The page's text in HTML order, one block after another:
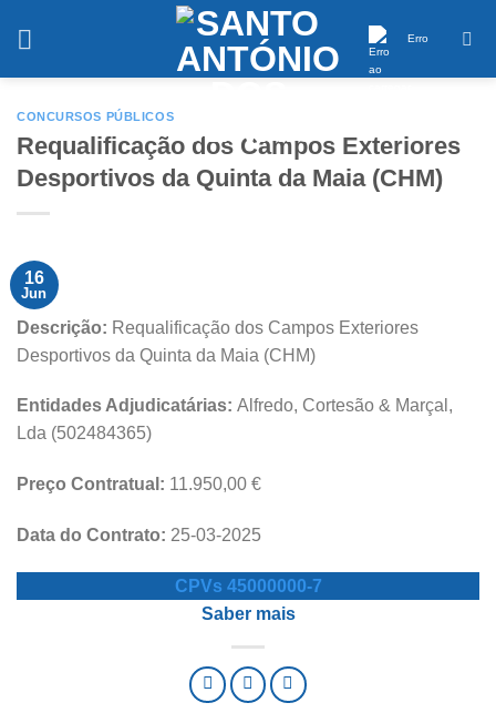
Erro
CONCURSOS PÚBLICOS
Requalificação dos Campos Exteriores
Desportivos da Quinta da Maia (CHM)
16
Jun
Descrição: Requalificação dos Campos Exteriores
Desportivos da Quinta da Maia (CHM)
Entidades Adjudicatárias: Alfredo, Cortesão & Marçal,
Lda (502484365)
Preço Contratual: 11.950,00 €
Data do Contrato: 25-03-2025
CPVs 45000000-7
Saber mais